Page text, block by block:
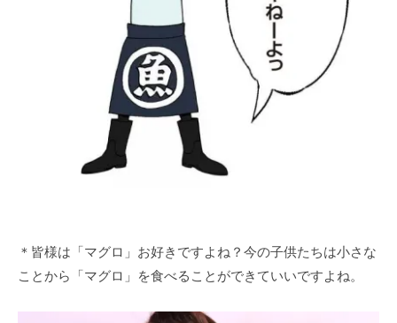
＊皆様は「マグロ」お好きですよね？今の子供たちは小さな
ことから「マグロ」を食べることができていいですよね。